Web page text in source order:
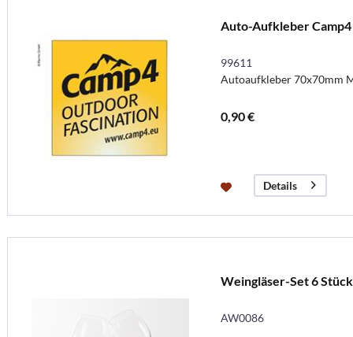
Auto-Aufkleber Camp4
99611
Autoaufkleber 70x70mm
0,90 €
Details
Weingläser-Set 6 Stück
AW0086